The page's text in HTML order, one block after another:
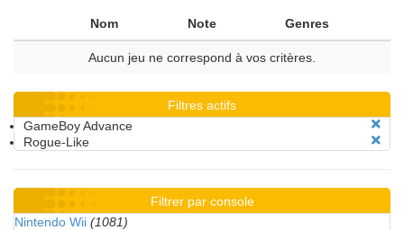
Nom Note Genres
Aucun jeu ne correspond à vos critères.
Filtres actifs
GameBoy Advance
Rogue-Like
Filtrer par console
Nintendo Wii (1081)